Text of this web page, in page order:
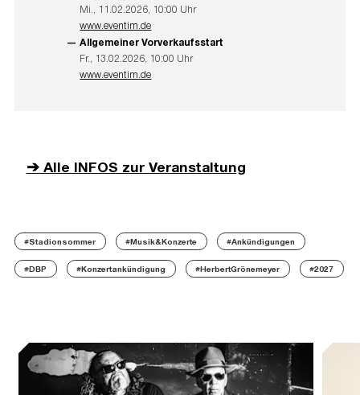
Mi., 11.02.2026, 10:00 Uhr
www.eventim.de
Allgemeiner Vorverkaufsstart
Fr., 13.02.2026, 10:00 Uhr
www.eventim.de
➔ Alle INFOS zur Veranstaltung
#Stadionsommer #Musik&Konzerte #Ankündigungen
#DBP #Konzertankündigung #HerbertGrönemeyer #2027